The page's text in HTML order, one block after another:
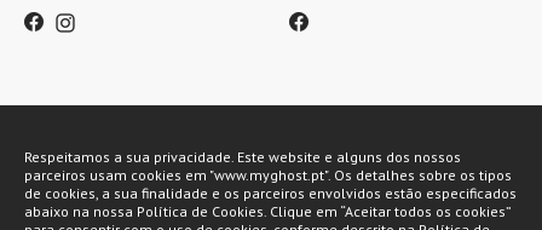
Métodos de pagamento
Respeitamos a sua privacidade. Este website e alguns dos nossos
parceiros usam cookies em "www.myghost.pt". Os detalhes sobre os tipos
de cookies, a sua finalidade e os parceiros envolvidos estão especificados
abaixo na nossa Política de Cookies. Clique em “Aceitar todos os cookies”